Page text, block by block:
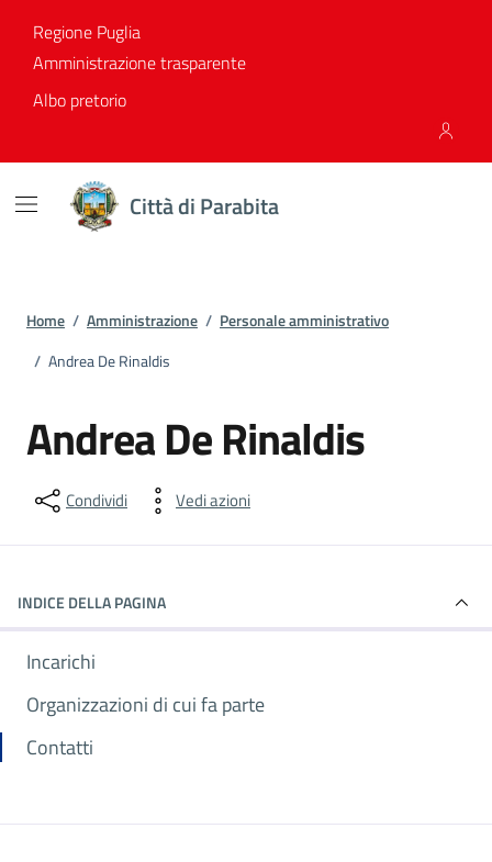
Regione Puglia
Amministrazione trasparente
Albo pretorio
Città di Parabita
Home / Amministrazione / Personale amministrativo
/ Andrea De Rinaldis
Andrea De Rinaldis
Condividi Vedi azioni
INDICE DELLA PAGINA
Incarichi
Organizzazioni di cui fa parte
Contatti